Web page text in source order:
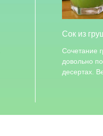
Сок из
Сочетание
довольно
десертах.